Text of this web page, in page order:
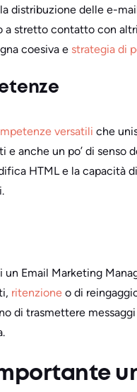
distribuzione delle e-
a stretto contatto con
coesiva e strategia di
versatili che
e anche un po’ di
HTML e la capacità
un Email Marketing
ritenzione o di
di trasmettere